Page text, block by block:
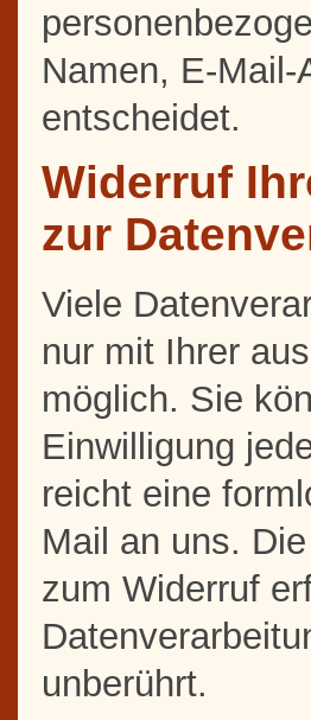
Namen, E-
entscheidet.
Widerruf
zur
Viele
nur mit Ihrer
möglich. Sie
Einwilligung
reicht eine
Mail an uns.
zum Widerruf
unberührt.